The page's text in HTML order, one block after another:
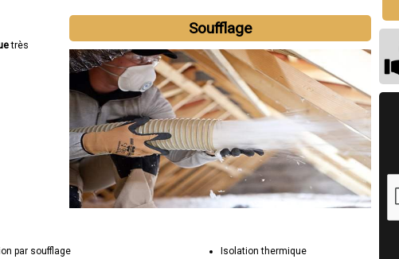
Soufflage
très
par soufflage
Isolation thermique